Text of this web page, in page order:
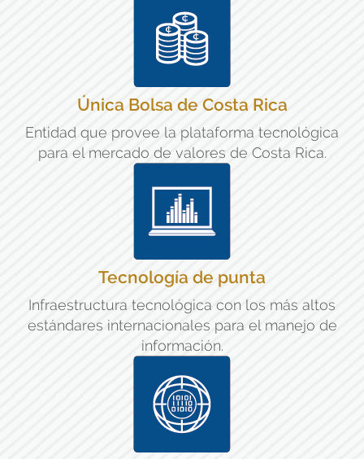
Única Bolsa de Costa Rica
Entidad que provee la plataforma tecnológica
para el mercado de valores de Costa Rica.
Tecnología de punta
Infraestructura tecnológica con los más altos
estándares internacionales para el manejo de
información.